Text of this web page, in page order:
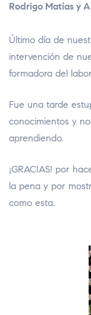
Rodrigo Matías y
Último día de
intervención de
formadora del
Fue una tarde
conocimientos y
aprendiendo.
¡GRACIAS! por
la pena y por
como esta.